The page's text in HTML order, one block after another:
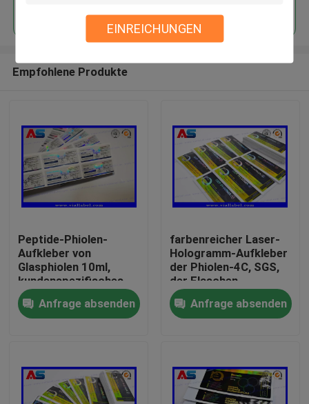
EINREICHUNGEN
Haus
Über uns
Empfohlene Produkte
Peptide-Phiolen-
Aufkleber von
Glasphiolen 10ml,
kundenspezifisches
Peptide-Aufkleber-
DruckenAnfrage absenden
farbenreicher Laser-
Hologramm-Aufkleber
der Phiolen-4C, SGS,
der Flaschen-
Aufkleber druckt
Anfrage absenden